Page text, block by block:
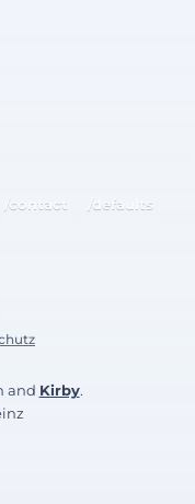
/contact
/defaults
and Kirby.